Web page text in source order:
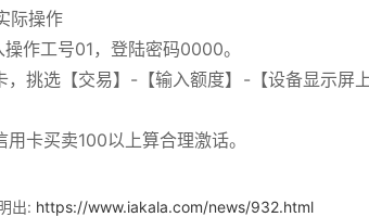
际操作
作工号01，登陆密码0000。
，挑选【交易】-【输入额度】-【设备显示屏
卡买卖100以上算合理激话。
出: https://www.iakala.com/news/932.html